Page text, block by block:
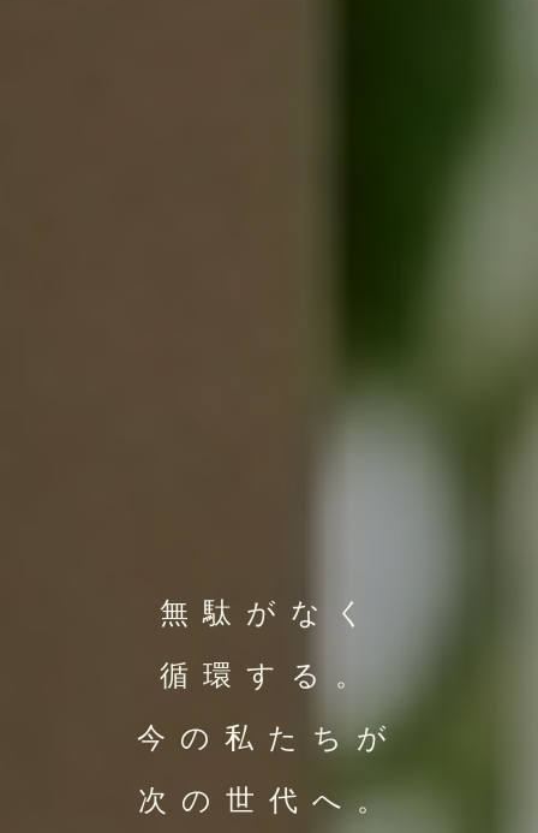
無駄がなく
循環する。
今の私たちが
次の世代へ。